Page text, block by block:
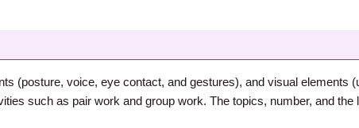
(posture, voice, eye contact, and gestures), and visual elements
such as pair work and group work. The topics, number, and the